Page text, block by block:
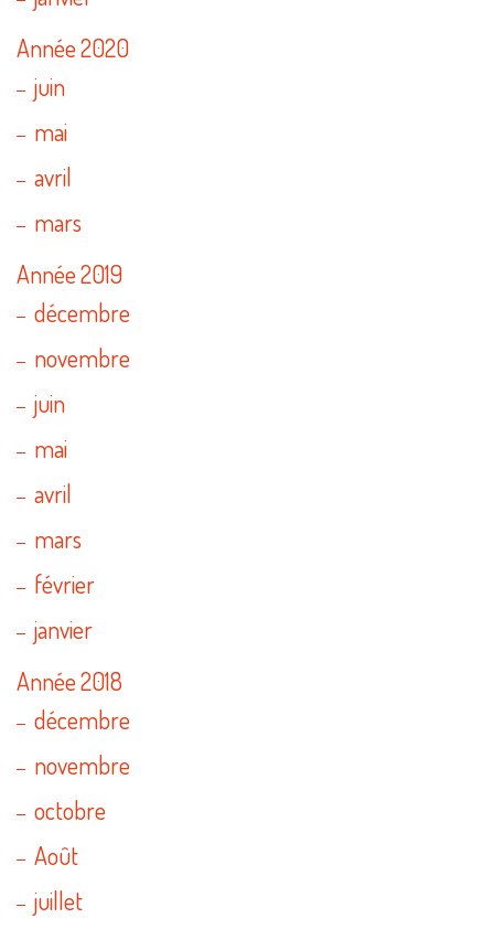
Année 2020
juin
mai
avril
mars
Année 2019
décembre
novembre
juin
mai
avril
mars
février
janvier
Année 2018
décembre
novembre
octobre
Août
juillet